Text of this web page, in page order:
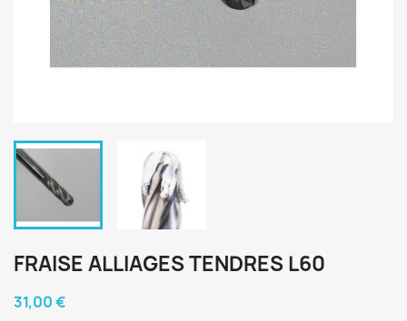
FRAISE ALLIAGES TENDRES L60
31,00 €